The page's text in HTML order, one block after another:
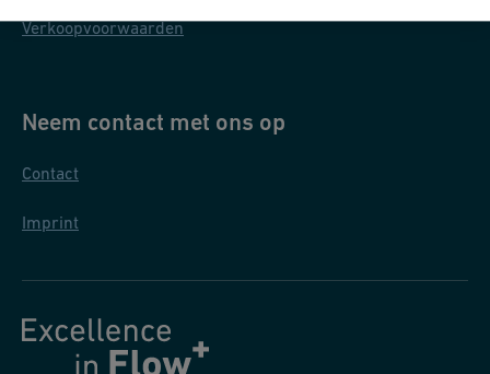
Verkoopvoorwaarden
Neem contact met ons op
Contact
Imprint